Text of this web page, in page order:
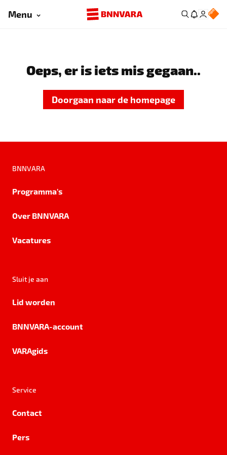
Menu
Oeps, er is iets mis gegaan..
Doorgaan naar de homepage
BNNVARA
Programma's
Over BNNVARA
Vacatures
Sluit je aan
Lid worden
BNNVARA-account
VARAgids
Service
Contact
Pers